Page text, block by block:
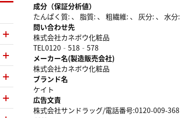
成分（保証分析値）
たんぱく質: 、 脂質: 、 粗繊維: 、 灰分: 、 水分:
問い合わせ先
株式会社カネボウ化粧品
TEL0120‐518‐578
メーカー名(製造販売会社)
株式会社カネボウ化粧品
ブランド名
ケイト
広告文責
株式会社サンドラッグ/電話番号:0120-009-368